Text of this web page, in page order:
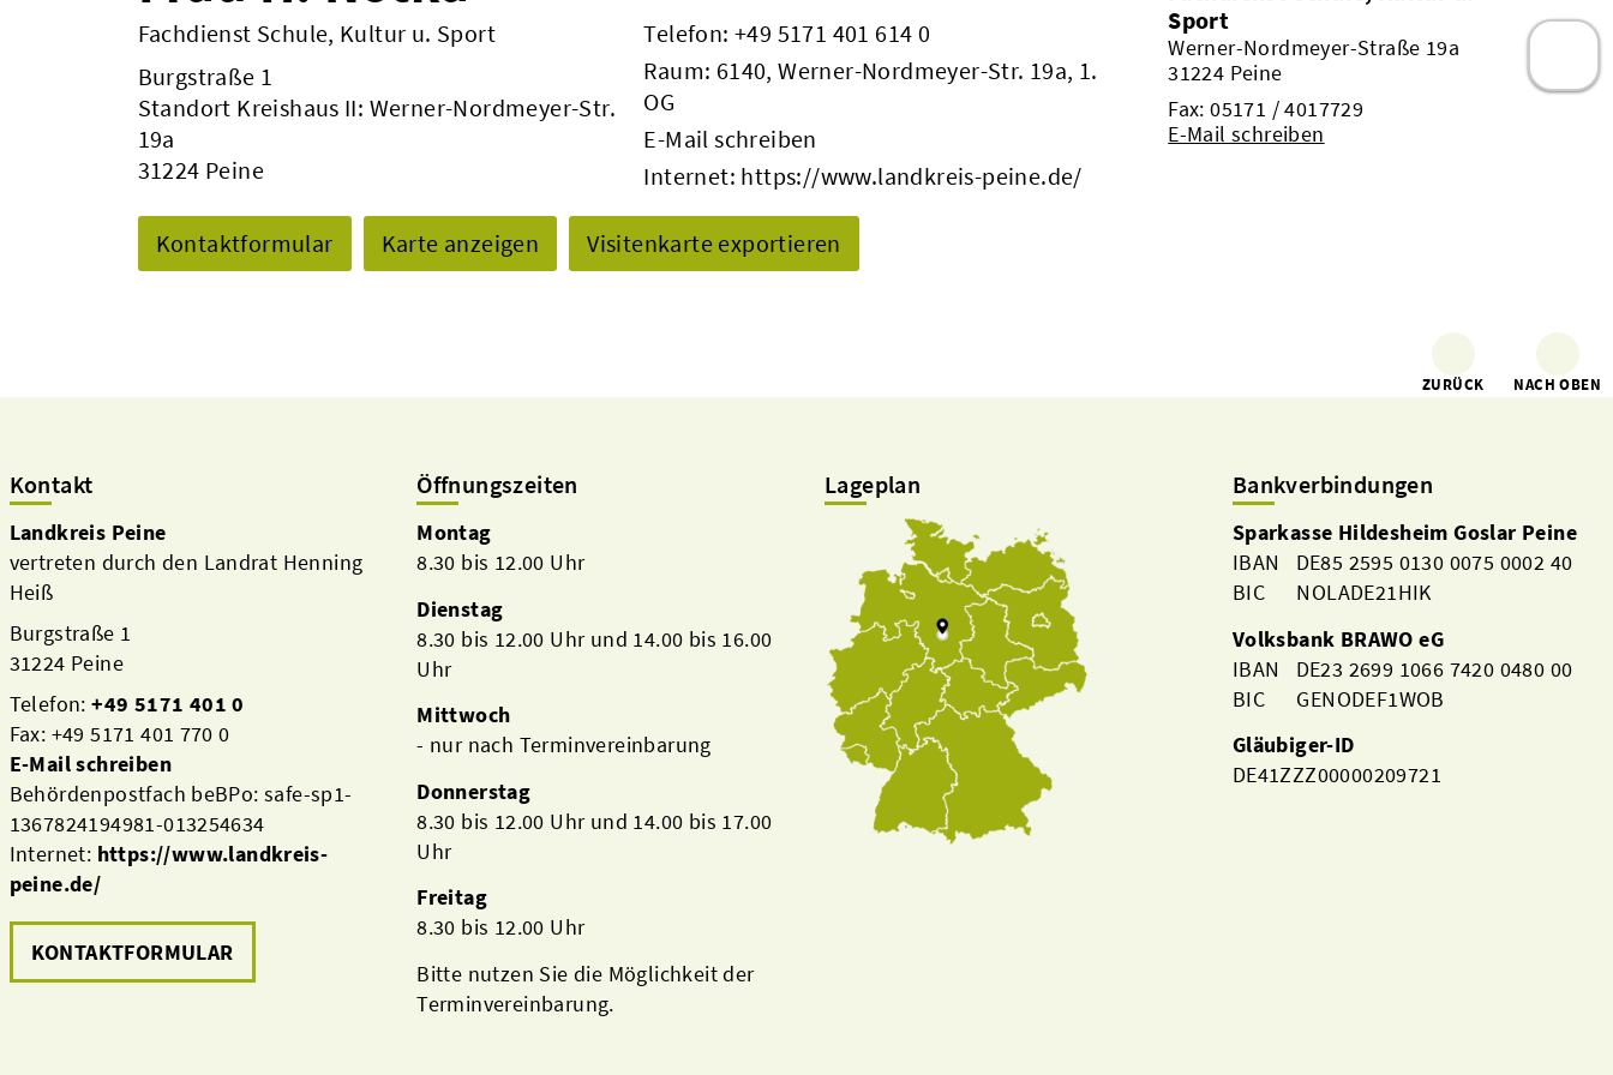
Fachdienst Schule, Kultur u. Sport
Burgstraße 1
Standort Kreishaus II: Werner-Nordmeyer-Str.
19a
31224 Peine
Telefon: +49 5171 401 614 0
Raum: 6140, Werner-Nordmeyer-Str. 19a, 1.
OG
E-Mail schreiben
Internet: https://www.landkreis-peine.de/
Kontaktformular Karte anzeigen Visitenkarte exportieren
Sport
Werner-Nordmeyer-Straße 19a
31224 Peine
Fax: 05171 / 4017729
E-Mail schreiben
ZURÜCK NACH OBEN
Kontakt
Landkreis Peine
vertreten durch den Landrat Henning
Heiß
Burgstraße 1
31224 Peine
Telefon:+49 5171 401 0
Fax: +49 5171 401 770 0
E-Mail schreiben
Behördenpostfach beBPo: safe-sp1-
1367824194981-013254634
Internet: https://www.landkreis-
peine.de/
KONTAKTFORMULAR
Öffnungszeiten
Montag
8.30 bis 12.00 Uhr
Dienstag
8.30 bis 12.00 Uhr und 14.00 bis 16.00
Uhr
Mittwoch
- nur nach Terminvereinbarung
Donnerstag
8.30 bis 12.00 Uhr und 14.00 bis 17.00
Uhr
Freitag
8.30 bis 12.00 Uhr
Bitte nutzen Sie die Möglichkeit der
Terminvereinbarung.
Lageplan Bankverbindungen
Sparkasse Hildesheim Goslar Peine
IBAN DE85 2595 0130 0075 0002 40
BIC NOLADE21HIK
Volksbank BRAWO eG
IBAN DE23 2699 1066 7420 0480 00
BIC GENODEF1WOB
Gläubiger-ID
DE41ZZZ00000209721